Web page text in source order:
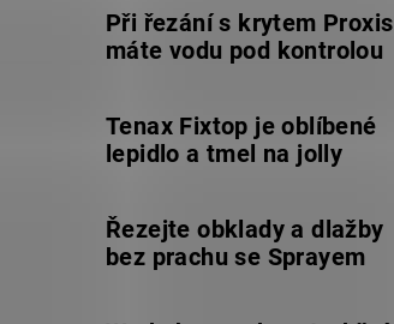
Při řezání s krytem Proxis
máte vodu pod kontrolou
Tenax Fixtop je oblíbené
lepidlo a tmel na jolly
Řezejte obklady a dlažby
bez prachu se Sprayem